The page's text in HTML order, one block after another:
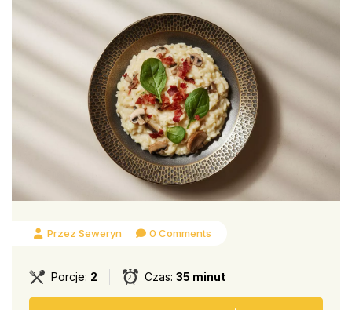
Przez Seweryn 0 Comments
Porcje: 2 Czas: 35 minut